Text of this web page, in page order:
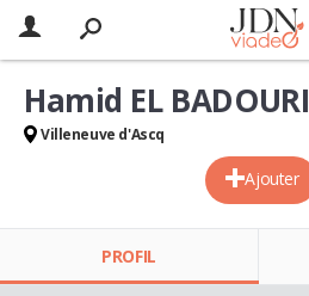
Ajouter
Hamid EL BADOURI
Villeneuve d'Ascq
PROFIL